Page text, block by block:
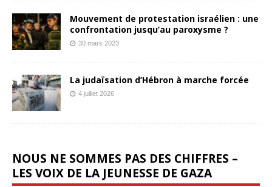
Mouvement de protestation israélien : une
confrontation jusqu’au paroxysme ?
30 mars 2023
La judaïsation d’Hébron à marche forcée
4 juillet 2026
NOUS NE SOMMES PAS DES CHIFFRES –
LES VOIX DE LA JEUNESSE DE GAZA